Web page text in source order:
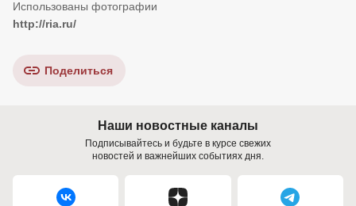
http://ria.ru/
Поделиться
Наши новостные каналы
Подписывайтесь и будьте в курсе свежих
новостей и важнейших событиях дня.